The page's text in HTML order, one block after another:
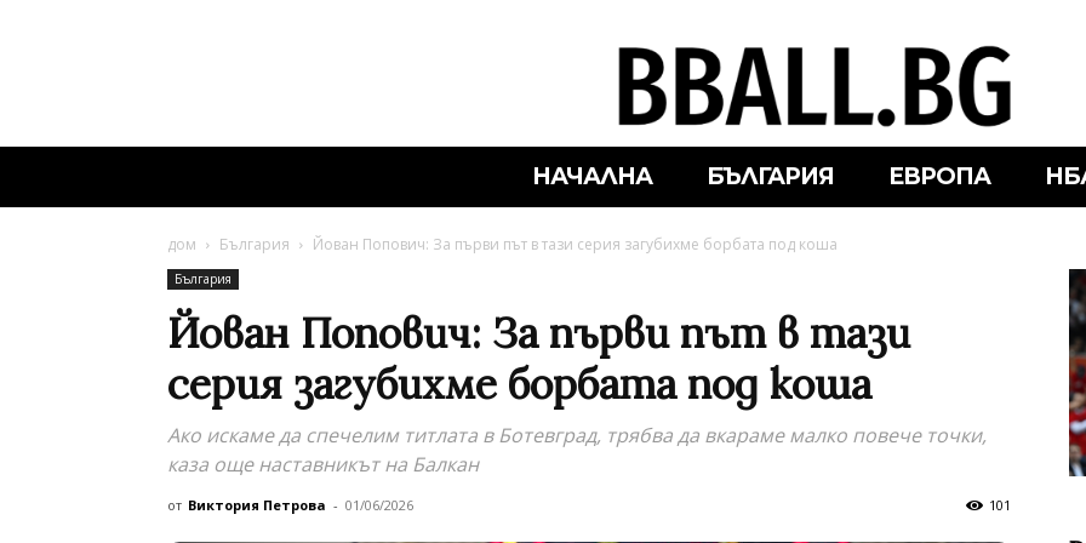
НАЧАЛНА БЪЛГАРИЯ ЕВРОПА
дом България Йован Попович: За първи път в тази серия загубихме борбата под коша
България
Йован Попович: За първи път в тази
серия загубихме борбата под коша
Ако искаме да спечелим титлата в Ботевград, трябва да вкараме малко повече точки,
каза още наставникът на Балкан
от Виктория Петрова - 01/06/2026 101